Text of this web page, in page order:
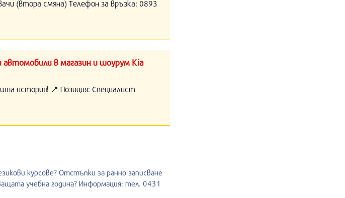
(втора смяна) Телефон за връзка: 0893
в магазин и шоурум Kia
история! 📍 Позиция: Специалист
курсове? Отстъпки за ранно записване
учебна година? Информация: тел. 0431